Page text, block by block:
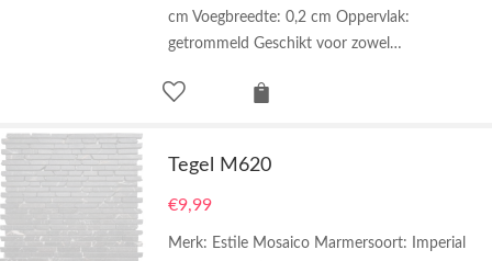
cm Voegbreedte: 0,2 cm Oppervlak:
getrommeld Geschikt voor zowel…
Tegel M620
€9,99
Merk: Estile Mosaico Marmersoort: Imperial